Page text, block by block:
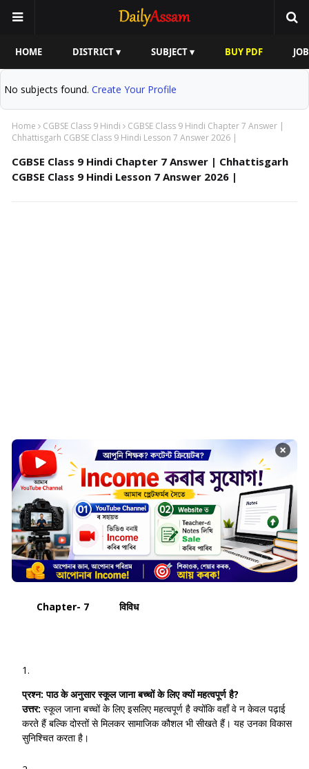
HOME DISTRICT ▾ SUBJECT ▾ BUY PDF
No subjects found. Create Your Profile
Home CGBSE Class 9 Hindi
CGBSE Class 9 Hindi Chapter 7 Answer |
Chhattisgarh CGBSE Class 9 Hindi Lesson 7 Answer 2026 |
CGBSE Class 9 Hindi Chapter 7 Answer | Chhattisgarh
CGBSE Class 9 Hindi Lesson 7 Answer 2026 |
×
Chapter- 7 विविध
प्रश्न: पाठ के अनुसार स्कूल जाना बच्चों के लिए क्यों महत्वपूर्ण है?
उत्तर: स्कूल जाना बच्चों के लिए इसलिए महत्वपूर्ण है क्योंकि वहाँ वे न केवल पढ़ाई
करते हैं बल्कि दोस्तों से मिलकर सामाजिक कौशल भी सीखते हैं। यह उनका विकास
सुनिश्चित करता है।